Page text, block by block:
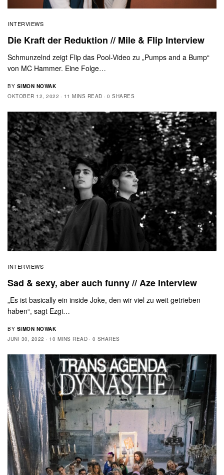
INTERVIEWS
Die Kraft der Reduktion // Mile & Flip Interview
Schmunzelnd zeigt Flip das Pool-Video zu „Pumps and a Bump“
von MC Hammer. Eine Folge…
BY SIMON NOWAK
OKTOBER 12, 2022
11 MINS READ 0 SHARES
INTERVIEWS
Sad & sexy, aber auch funny // Aze Interview
„Es ist basically ein inside Joke, den wir viel zu weit getrieben
haben“, sagt Ezgi…
BY SIMON NOWAK
JUNI 30, 2022
10 MINS READ 0 SHARES